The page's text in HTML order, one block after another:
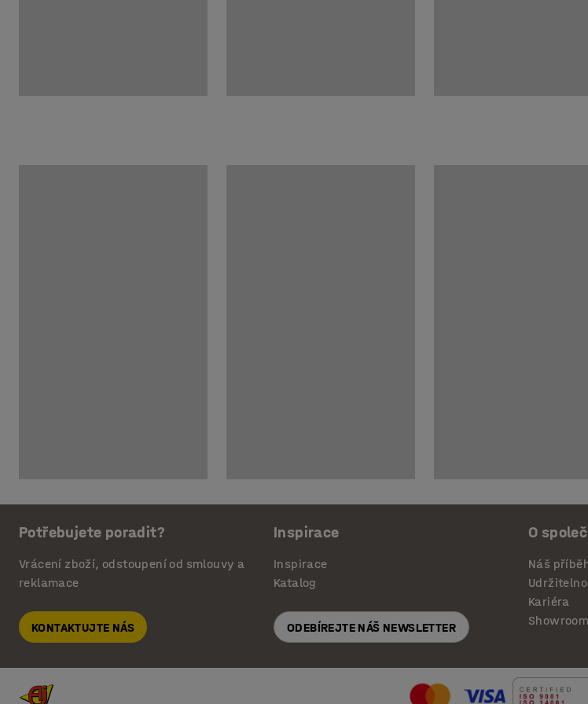
Potřebujete poradit?
Vrácení zboží, odstoupení od smlouvy a
reklamace
KONTAKTUJTE NÁS
Inspirace
Inspirace
Katalog
ODEBÍREJTE NÁŠ NEWSLETTER
O
Náš
Kariéra
Showroom